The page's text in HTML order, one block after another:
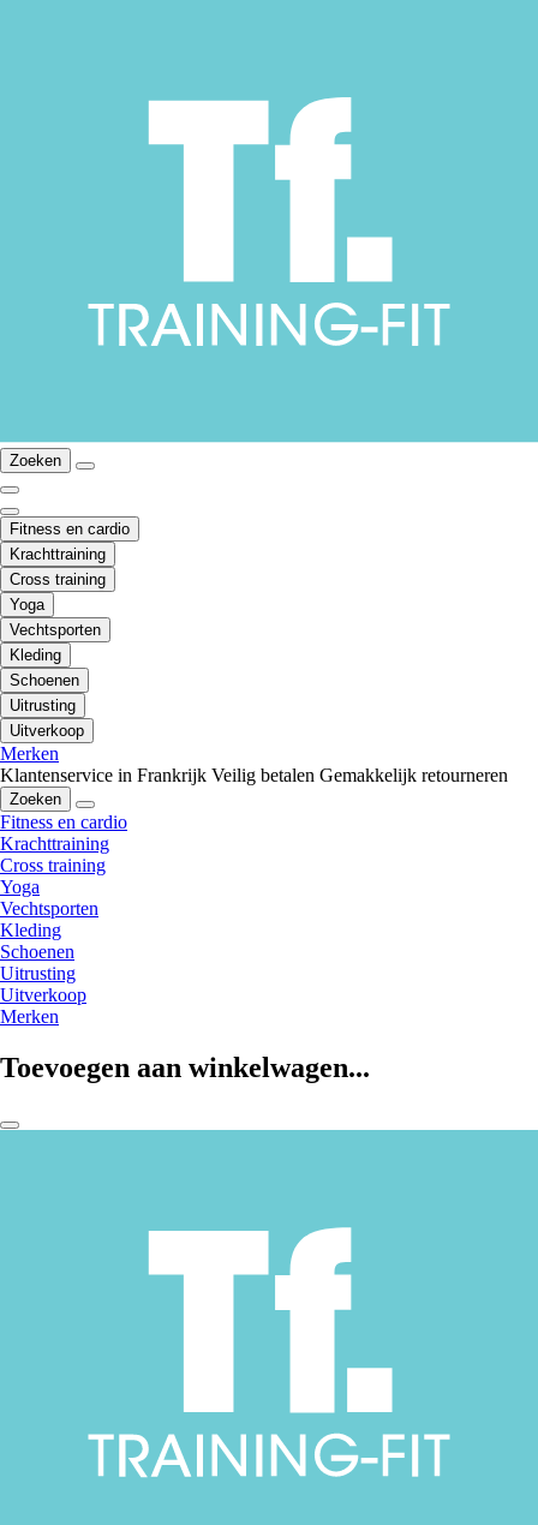
Zoeken
Fitness en cardio
Krachttraining
Cross training
Yoga
Vechtsporten
Kleding
Schoenen
Uitrusting
Uitverkoop
Merken
Klantenservice in Frankrijk Veilig betalen Gemakkelijk retourneren
Zoeken
Fitness en cardio
Krachttraining
Cross training
Yoga
Vechtsporten
Kleding
Schoenen
Uitrusting
Uitverkoop
Merken
Toevoegen aan winkelwagen...